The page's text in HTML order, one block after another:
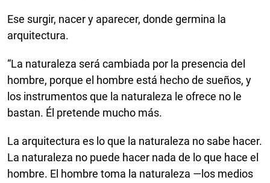
Ese surgir, nacer y aparecer, donde germina la
arquitectura.
“La naturaleza será cambiada por la presencia del
hombre, porque el hombre está hecho de sueños, y
los instrumentos que la naturaleza le ofrece no le
bastan. Él pretende mucho más.
La arquitectura es lo que la naturaleza no sabe hacer.
La naturaleza no puede hacer nada de lo que hace el
hombre. El hombre toma la naturaleza —los medios